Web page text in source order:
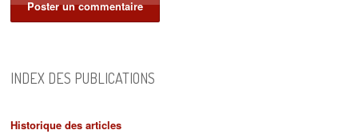
INDEX DES PUBLICATIONS
Historique des articles